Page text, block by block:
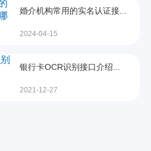
婚介机构常用的实名认证接...
2024-04-15
银行卡OCR识别接口介绍...
2021-12-27